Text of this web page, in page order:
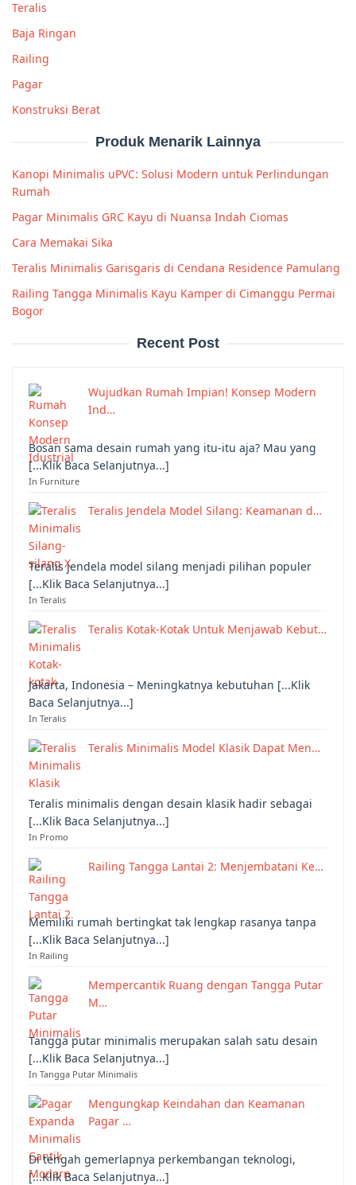
Teralis
Baja Ringan
Railing
Pagar
Konstruksi Berat
Produk Menarik Lainnya
Kanopi Minimalis uPVC: Solusi Modern untuk Perlindungan
Rumah
Pagar Minimalis GRC Kayu di Nuansa Indah Ciomas
Cara Memakai Sika
Teralis Minimalis Garisgaris di Cendana Residence Pamulang
Railing Tangga Minimalis Kayu Kamper di Cimanggu Permai
Bogor
Recent Post
Wujudkan Rumah Impian! Konsep Modern
Ind…
Bosan sama desain rumah yang itu-itu aja? Mau yang
[...Klik Baca Selanjutnya...]
In Furniture
Teralis Jendela Model Silang: Keamanan d…
Teralis jendela model silang menjadi pilihan populer
[...Klik Baca Selanjutnya...]
In Teralis
Teralis Kotak-Kotak Untuk Menjawab Kebut…
Jakarta, Indonesia – Meningkatnya kebutuhan [...Klik
Baca Selanjutnya...]
In Teralis
Teralis Minimalis Model Klasik Dapat Men…
Teralis minimalis dengan desain klasik hadir sebagai
[...Klik Baca Selanjutnya...]
In Promo
Railing Tangga Lantai 2: Menjembatani Ke…
Memiliki rumah bertingkat tak lengkap rasanya tanpa
[...Klik Baca Selanjutnya...]
In Railing
Mempercantik Ruang dengan Tangga Putar
M…
Tangga putar minimalis merupakan salah satu desain
[...Klik Baca Selanjutnya...]
In Tangga Putar Minimalis
Mengungkap Keindahan dan Keamanan
Pagar …
Di tengah gemerlapnya perkembangan teknologi,
[...Klik Baca Selanjutnya...]